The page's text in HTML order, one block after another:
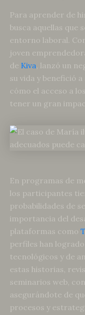
Para aprender de
busca aquellas que
entorno laboral.
joven
de Kiva , lanzó un
su vida y benefició
cómo el acceso a
tener un gran
En programas de
los participantes
probabilidades de
importancia del
plataformas como
perfiles han
tecnológicos y de
estas historias,
seminarios web,
asegurándote de
procesos y